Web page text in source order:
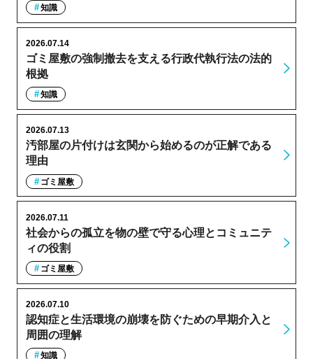
知識
ゴミ屋敷の強制撤去を支える行政代執行法の法的
根拠
2026.07.14
知識
汚部屋の片付けは玄関から始めるのが正解である
理由
2026.07.13
ゴミ屋敷
社会からの孤立を物の壁で守る心理とコミュニテ
ィの役割
2026.07.11
ゴミ屋敷
認知症と生活環境の崩壊を防ぐための早期介入と
周囲の理解
2026.07.10
知識